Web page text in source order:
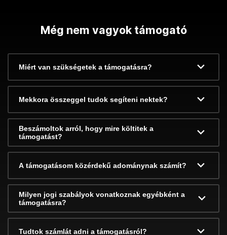
Még nem vagyok támogató
Miért van szükségetek a támogatásra?
Mekkora összeggel tudok segíteni nektek?
Beszámoltok arról, hogy mire költitek a
támogatást?
A támogatásom közérdekű adománynak számít?
Milyen jogi szabályok vonatkoznak egyébként a
támogatásra?
Tudtok számlát adni a támogatásról?